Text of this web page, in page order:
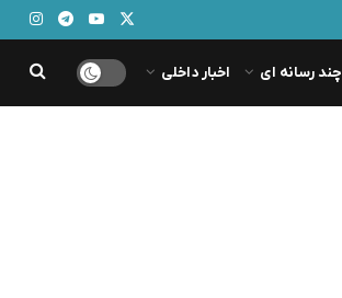
چند رسانه ای اخبار داخلی